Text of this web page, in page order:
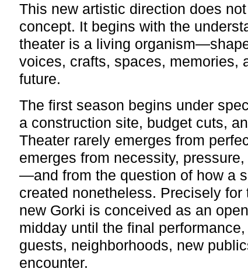
This new artistic direction does
concept. It begins with the
theater is a living
voices, crafts, spaces, memories,
future.
The first season begins under
a construction site, budget cuts,
Theater rarely emerges from
emerges from necessity,
—and from the question of how a
created nonetheless. Precisely for
new Gorki is conceived as an
midday until the final
guests, neighborhoods, new
encounter.